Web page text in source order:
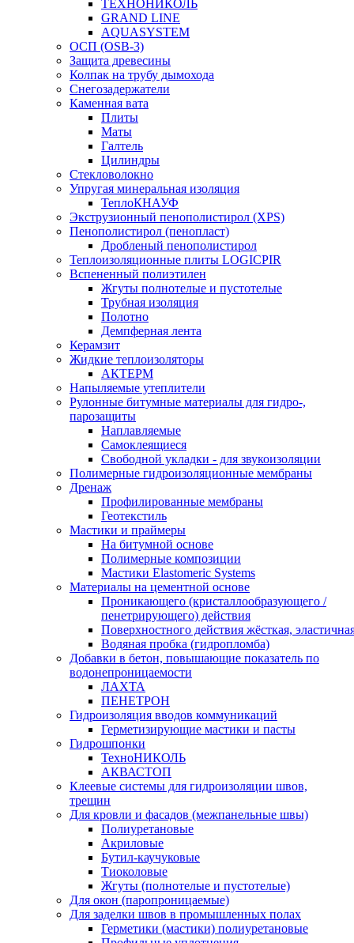
ТЕХНОНИКОЛЬ
GRAND LINE
AQUASYSTEM
ОСП (OSB-3)
Защита древесины
Колпак на трубу дымохода
Снегозадержатели
Каменная вата
Плиты
Маты
Галтель
Цилиндры
Стекловолокно
Упругая минеральная изоляция
ТеплоКНАУФ
Экструзионный пенополистирол (XPS)
Пенополистирол (пенопласт)
Дробленый пенополистирол
Теплоизоляционные плиты LOGICPIR
Вспененный полиэтилен
Жгуты полнотелые и пустотелые
Трубная изоляция
Полотно
Демпферная лента
Керамзит
Жидкие теплоизоляторы
АКТЕРМ
Напыляемые утеплители
Рулонные битумные материалы для гидро-,
парозащиты
Наплавляемые
Самоклеящиеся
Свободной укладки - для звукоизоляции
Полимерные гидроизоляционные мембраны
Дренаж
Профилированные мембраны
Геотекстиль
Мастики и праймеры
На битумной основе
Полимерные композиции
Мастики Elastomeric Systems
Материалы на цементной основе
Проникающего (кристаллообразующего /
пенетрирующего) действия
Поверхностного действия жёсткая,
Водяная пробка (гидропломба)
Добавки в бетон, повышающие показатель по
водонепроницаемости
ЛАХТА
ПЕНЕТРОН
Гидроизоляция вводов коммуникаций
Герметизирующие мастики и пасты
Гидрошпонки
ТехноНИКОЛЬ
АКВАСТОП
Клеевые системы для гидроизоляции швов,
трещин
Для кровли и фасадов (межпанельные швы)
Полиуретановые
Акриловые
Бутил-каучуковые
Тиоколовые
Жгуты (полнотелые и пустотелые)
Для окон (паропроницаемые)
Для заделки швов в промышленных полах
Герметики (мастики) полиуретановые